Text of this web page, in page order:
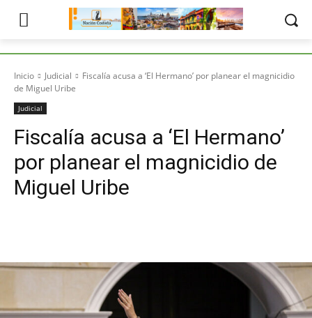
Inicio Judicial
Fiscalía acusa a ‘El Hermano’ por planear el magnicidio
de Miguel Uribe
Judicial
Fiscalía acusa a ‘El Hermano’
por planear el magnicidio de
Miguel Uribe